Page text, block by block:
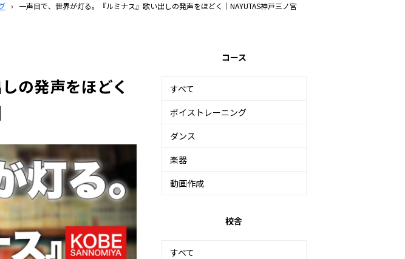
›
一声目で、世界が灯る。『ルミナス』歌い出しの発声をほどく｜NAYUTAS神戸三ノ宮
の発声をほどく
コース
すべて
ボイストレーニング
ダンス
楽器
動画作成
校舎
すべて